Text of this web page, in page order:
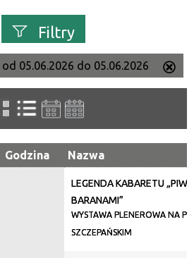
Filtry
od 05.06.2026 do 05.06.2026
ten
Godzina Nazwa
LEGENDA KABARETU
BARANAMI”
WYSTAWA PLENEROWA NA
SZCZEPAŃSKIM